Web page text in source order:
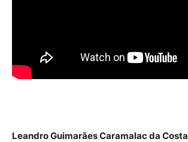
Leandro Guimarães Caramalac da Costa